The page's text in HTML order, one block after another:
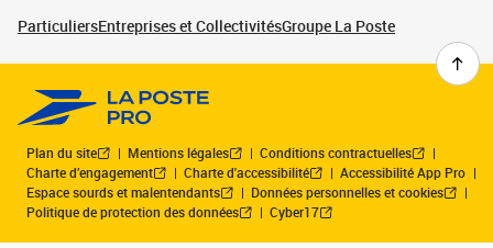
ParticuliersEntreprises et CollectivitésGroupe La Poste
Plan du site Mentions légales
Conditions contractuelles
Charte d’engagement
Charte d'accessibilité
Accessibilité App Pro
Espace sourds et malentendants
Données personnelles et cookies
Politique de protection des données
Cyber17